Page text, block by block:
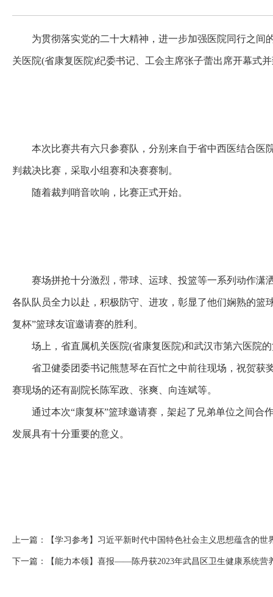
为贯彻落实党的二十大精神，进一步加强医院同行之间
关医院(省康复医院)纪委书记、工会主席张子蕾出席开幕式
本次比赛共有六只参赛队，分别来自于省中西医结合医
判裁决比赛，采取小组赛和决赛赛制。
随着裁判哨音吹响，比赛正式开始。
赛场拼抢十分激烈，带球、运球、投篮等一系列动作潇
各队队员全力以赴，积极防守、进攻，彰显了他们娴熟的篮
复杯”篮球友谊邀请赛的胜利。
场上，省直属机关医院(省康复医院)和武汉市第六医院
省卫健委团委书记熊慧琴在百忙之中前往现场，祝贺获
赛现场的还有副院长陈军政、张爽、向连斌等。
通过本次“康复杯”篮球邀请赛，架起了兄弟单位之间
发展具有十分重要的意义。
上一篇： 【学习参考】习近平新时代中国特色社会主义思想蕴含的世
下一篇： 【能力本领】喜报——陈丹获2023年武昌区卫生健康系统营